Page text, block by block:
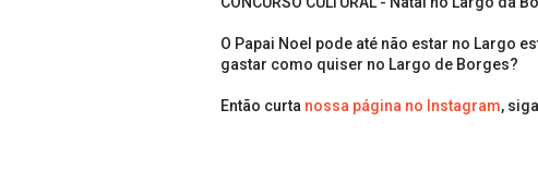
O Papai Noel pode até não estar no Largo
gastar como quiser no Largo de Borges?
Então curta nossa página no Instagram,